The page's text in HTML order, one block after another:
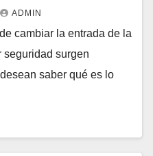
ADMIN
cambiar la entrada de la
seguridad surgen
saber qué es lo